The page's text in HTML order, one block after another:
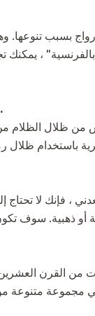
بسبب تنوعها.
، يمكنك
القوطية والرمادية أزياء مانيكير موسم خريف شتاء.
، فإنك لا
من القرن